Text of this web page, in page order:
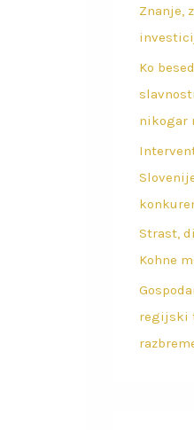
Znanje,
Ko
nikogar
Strast,
Kohne
regijski